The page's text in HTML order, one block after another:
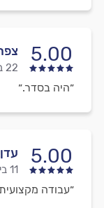
5.00
22 ביוני, 2026
״היה בסדר.״
5.00
11 ביוני, 2026
״עבודה